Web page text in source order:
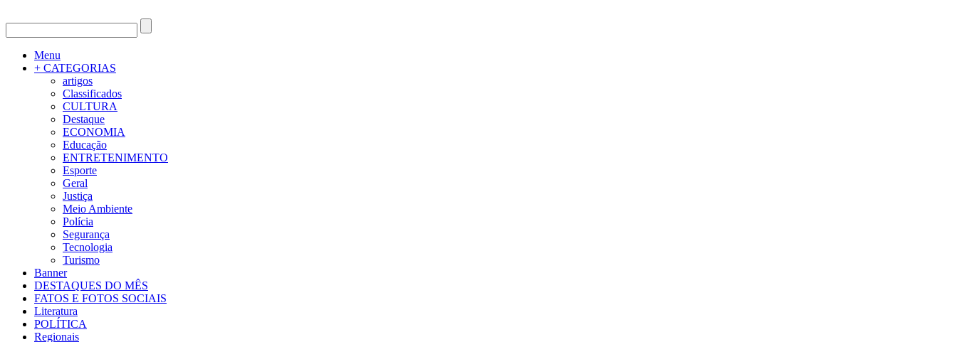
Menu
+ CATEGORIAS
artigos
Classificados
CULTURA
Destaque
ECONOMIA
Educação
ENTRETENIMENTO
Esporte
Geral
Justiça
Meio Ambiente
Polícia
Segurança
Tecnologia
Turismo
Banner
DESTAQUES DO MÊS
FATOS E FOTOS SOCIAIS
Literatura
POLÍTICA
Regionais